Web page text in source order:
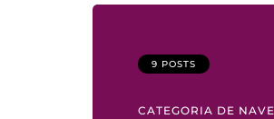
9 POSTS
CATEGORIA DE